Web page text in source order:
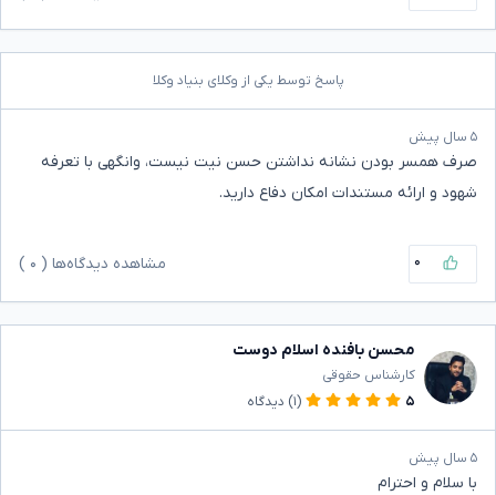
پاسخ توسط یکی از وکلای بنیاد وکلا
۵ سال پیش
صرف همسر بودن نشانه نداشتن حسن نیت نیست، وانگهی با تعرفه
شهود و ارائه مستندات امکان دفاع دارید.
۰ مشاهده دیدگاه‌ها ( ۰
محسن بافنده اسلام دوست
کارشناس حقوقی
۵
(۱) دیدگاه
۵ سال پیش
با سلام و احترام